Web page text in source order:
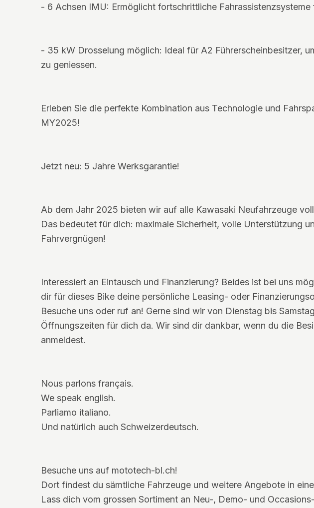
- 6 Achsen IMU: Ermöglicht fortschrittliche Fahrassistenzsysteme
- 35 kW Drosselung möglich: Ideal für A2 Führerscheinbesitzer,
zu geniessen.
Erleben Sie die perfekte Kombination aus Technologie und
MY2025!
Jetzt neu: 5 Jahre Werksgarantie!
Ab dem Jahr 2025 bieten wir auf alle Kawasaki Neufahrzeuge
Das bedeutet für dich: maximale Sicherheit, volle Unterstützung
Fahrvergnügen!
Interessiert an Eintausch und Finanzierung? Beides ist bei uns
dir für dieses Bike deine persönliche Leasing- oder
Besuche uns oder ruf an! Gerne sind wir von Dienstag bis
Öffnungszeiten für dich da. Wir sind dir dankbar, wenn du die
anmeldest.
Nous parlons français.
We speak english.
Parliamo italiano.
Und natürlich auch Schweizerdeutsch.
Besuche uns auf mototech-bl.ch!
Dort findest du sämtliche Fahrzeuge und weitere Angebote in
Lass dich vom grossen Sortiment an Neu-, Demo- und